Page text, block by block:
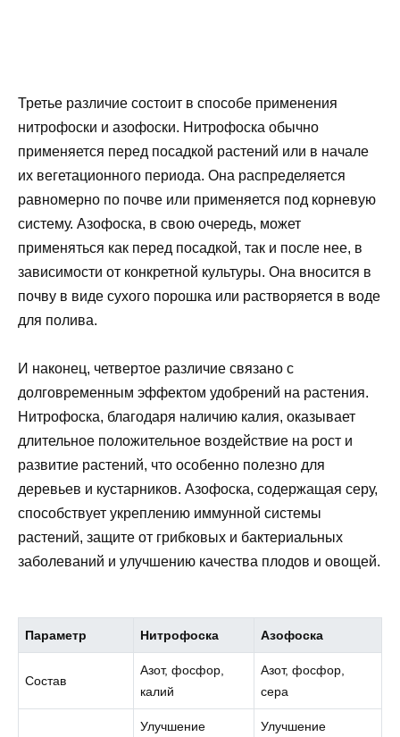
Третье различие состоит в способе применения
нитрофоски и азофоски. Нитрофоска обычно
применяется перед посадкой растений или в начале
их вегетационного периода. Она распределяется
равномерно по почве или применяется под корневую
систему. Азофоска, в свою очередь, может
применяться как перед посадкой, так и после нее, в
зависимости от конкретной культуры. Она вносится в
почву в виде сухого порошка или растворяется в воде
для полива.
И наконец, четвертое различие связано с
долговременным эффектом удобрений на растения.
Нитрофоска, благодаря наличию калия, оказывает
длительное положительное воздействие на рост и
развитие растений, что особенно полезно для
деревьев и кустарников. Азофоска, содержащая серу,
способствует укреплению иммунной системы
растений, защите от грибковых и бактериальных
заболеваний и улучшению качества плодов и овощей.
Параметр Нитрофоска Азофоска
Состав
Азот, фосфор,
калий
Азот, фосфор,
сера
Улучшение
Улучшение